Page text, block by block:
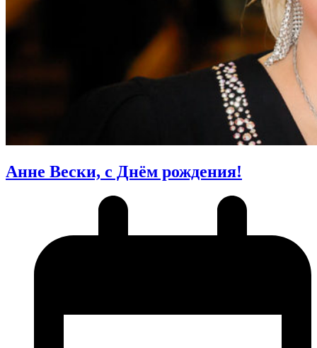
Анне Вески, с Днём рождения!